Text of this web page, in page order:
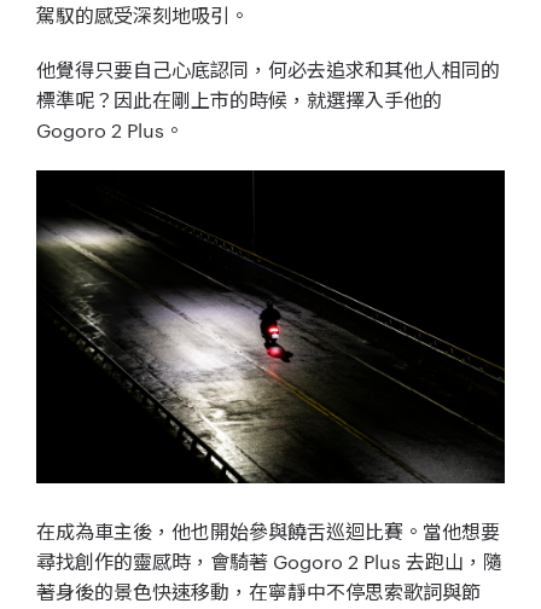
駕馭的感受深刻地吸引。
他覺得只要自己心底認同，何必去追求和其他人相同的
標準呢？因此在剛上市的時候，就選擇入手他的
Gogoro 2 Plus。
在成為車主後，他也開始參與饒舌巡迴比賽。當他想要
尋找創作的靈感時，會騎著 Gogoro 2 Plus 去跑山，隨
著身後的景色快速移動，在寧靜中不停思索歌詞與節